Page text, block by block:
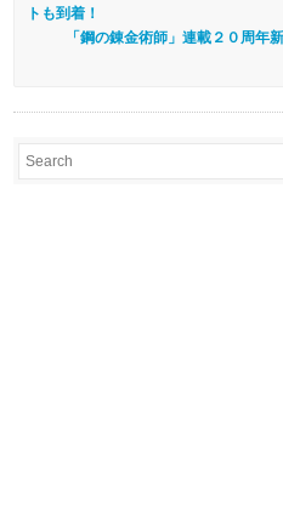
トも到着！
「鋼の錬金術師」連載２０周